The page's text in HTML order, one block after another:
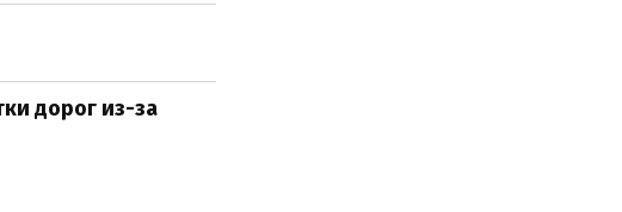
дорог из-за